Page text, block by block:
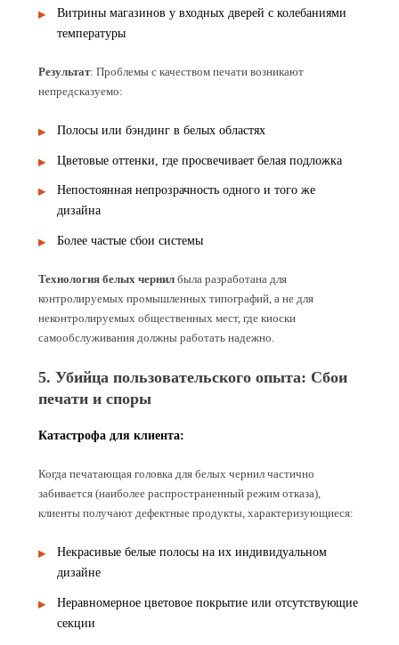
Витрины магазинов у входных дверей с колебаниями
температуры
Результат: Проблемы с качеством печати возникают
непредсказуемо:
Полосы или бэндинг в белых областях
Цветовые оттенки, где просвечивает белая подложка
Непостоянная непрозрачность одного и того же
дизайна
Более частые сбои системы
Технология белых чернил была разработана для
контролируемых промышленных типографий, а не для
неконтролируемых общественных мест, где киоски
самообслуживания должны работать надежно.
5. Убийца пользовательского опыта: Сбои
печати и споры
Катастрофа для клиента:
Когда печатающая головка для белых чернил частично
забивается (наиболее распространенный режим отказа),
клиенты получают дефектные продукты, характеризующиеся:
Некрасивые белые полосы на их индивидуальном
дизайне
Неравномерное цветовое покрытие или отсутствующие
секции